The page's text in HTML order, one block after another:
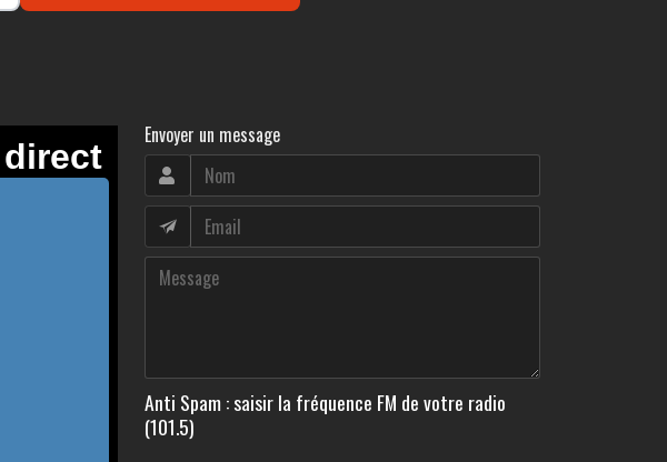
Envoyer un message
Anti Spam : saisir la fréquence FM de votre radio
(101.5)